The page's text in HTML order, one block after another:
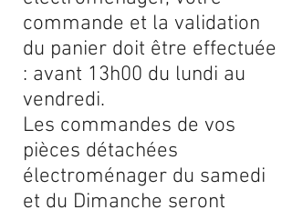
commande et la validation
du panier doit être effectuée
: avant 13h00 du lundi au
vendredi.
Les commandes de vos
pièces détachées
électroménager du samedi
et du Dimanche seront